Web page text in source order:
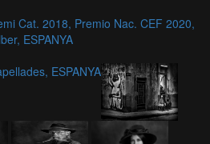
Cat. 2018, Premio Nac. CEF 2020,
ESPANYA
ESPANYA